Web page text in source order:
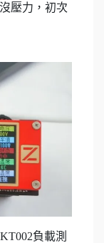
壓力，初次
負載測